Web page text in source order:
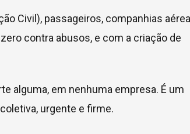
Civil), passageiros, companhias
contra abusos, e com a criação de
alguma, em nenhuma empresa. É um
urgente e firme.